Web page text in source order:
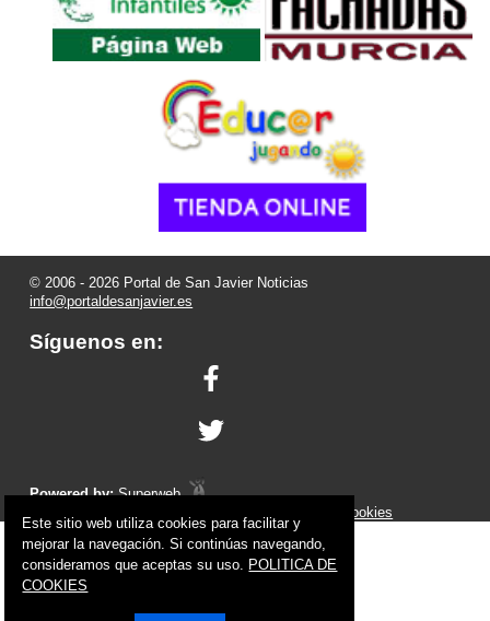
© 2006 - 2026 Portal de San Javier Noticias
info@portaldesanjavier.es
Síguenos en:
Powered by:Superweb
Política de Cookies
Este sitio web utiliza cookies para facilitar y
mejorar la navegación. Si continúas navegando,
consideramos que aceptas su uso. POLITICA DE
COOKIES